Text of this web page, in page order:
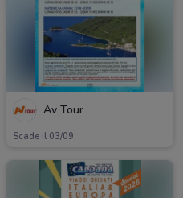
Av Tour
Scade il 03/09